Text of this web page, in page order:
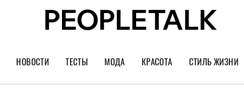
НОВОСТИ ТЕСТЫ МОДА
Тренды
КРАСОТА
Уход за лицом
СТИЛЬ ЖИЗНИ
Культура